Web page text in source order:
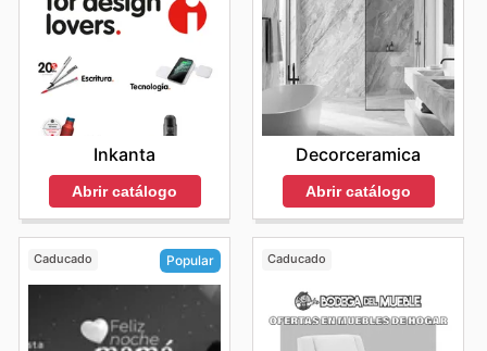
Inkanta
Abrir catálogo
Decorceramica
Abrir catálogo
Caducado Popular Caducado